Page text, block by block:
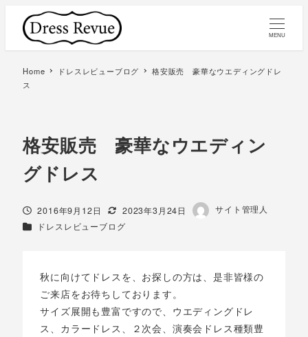
MENU
Home ドレスレビューブログ
格安販売 豪華なウエディングドレ
ス
格安販売 豪華なウエディン
グドレス
投稿日
2016年9月12日 更新日
2023年3月24日
著
サイト管理人
カテゴリー
ドレスレビューブログ
秋に向けてドレスを、お探しの方は、是非皆様の
ご来店をお待ちしております。
サイズ展開も豊富ですので、ウエディングドレ
ス、カラードレス、２次会、演奏会ドレス種類豊